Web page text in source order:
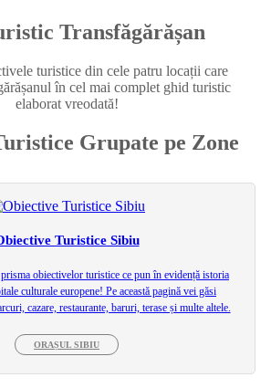
Transfăgărășan
turistice din cele patru locații care
în cel mai complet ghid turistic
elaborat vreodată!
Grupate pe Zone
Turistice Sibiu
obiectivelor turistice ce pun în evidență istoria
culturale europene! Pe această pagină vei găsi
cazare, restaurante, baruri, terase și multe altele.
ORAȘUL SIBIU